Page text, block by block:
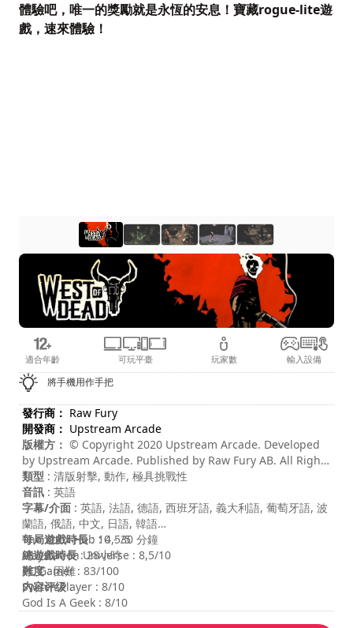
體驗吧，唯一的獎勵就是永恆的安息！寶藏rogue-lite遊
戲，速來體驗！
適合年齡 可玩平臺 玩家數 輸入設備
將手機用作手把
發行商： Raw Fury
開發商： Upstream Arcade
版權方： © Copyright 2020 Upstream Arcade. Developed
by Upstream Arcade. Published by Raw Fury AB. All Rights
Reserved.
類型 : 清版射擊, 動作, 極具挑戰性
音訊 : 英語
字幕/介面 : 英語, 法語, 德語, 西班牙語, 義大利語, 葡萄牙語, 波
蘭語, 俄語, 中文, 日語, 韓語
每局遊戲時長: 10 - 30 分鐘
總遊戲時長: 28小時
難度: 困難
内容评级:
The Xbox Hub : 4,5/5
Playstation Universe : 8,5/10
PC Gamer : 83/100
Switch Player : 8/10
God Is A Geek : 8/10